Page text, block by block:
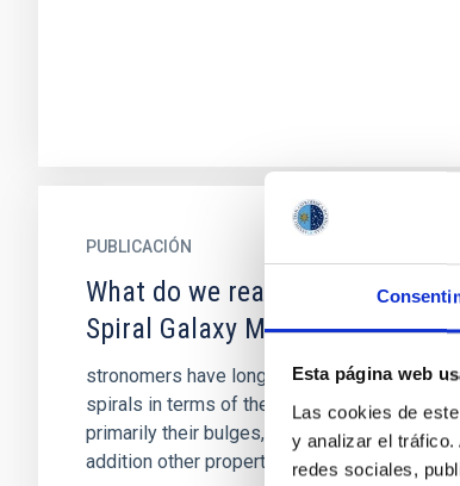
Esta página web
Las cookies de
y analizar el
redes sociales,
PUBLICACIÓN
What do we really know about
Spiral Galaxy Morphology
stronomers have long learned to classify
spirals in terms of their morphological
primarily their bulges, discs, and bars. In
addition other properties...